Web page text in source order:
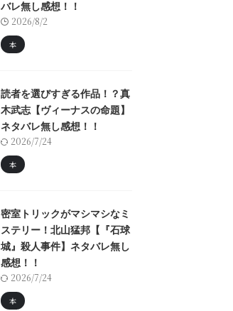
バレ無し感想！！
2026/8/2
本
読者を選びすぎる作品！？真
木武志【ヴィーナスの命題】
ネタバレ無し感想！！
2026/7/24
本
密室トリックがマシマシなミ
ステリー！北山猛邦【『石球
城』殺人事件】ネタバレ無し
感想！！
2026/7/24
本